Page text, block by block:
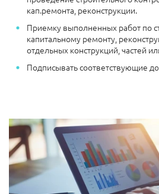
кап.ремонта, реконструкции.
Приемку выполненных работ по
капитальному ремонту,
отдельных конструкций, частей
Подписывать соответствующие